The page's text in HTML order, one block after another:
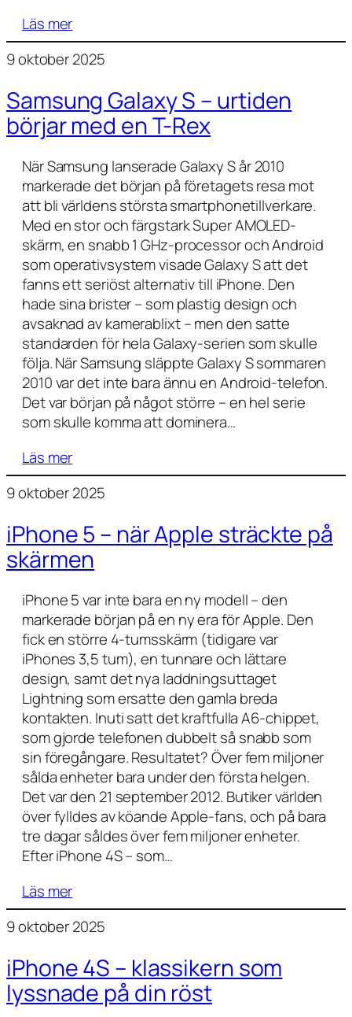
Läs mer
9 oktober 2025
Samsung Galaxy S – urtiden
börjar med en T-Rex
När Samsung lanserade Galaxy S år 2010
markerade det början på företagets resa mot
att bli världens största smartphonetillverkare.
Med en stor och färgstark Super AMOLED-
skärm, en snabb 1 GHz-processor och Android
som operativsystem visade Galaxy S att det
fanns ett seriöst alternativ till iPhone. Den
hade sina brister – som plastig design och
avsaknad av kamerablixt – men den satte
standarden för hela Galaxy-serien som skulle
följa. När Samsung släppte Galaxy S sommaren
2010 var det inte bara ännu en Android-telefon.
Det var början på något större – en hel serie
som skulle komma att dominera…
Läs mer
9 oktober 2025
iPhone 5 – när Apple sträckte på
skärmen
iPhone 5 var inte bara en ny modell – den
markerade början på en ny era för Apple. Den
fick en större 4-tumsskärm (tidigare var
iPhones 3,5 tum), en tunnare och lättare
design, samt det nya laddningsuttaget
Lightning som ersatte den gamla breda
kontakten. Inuti satt det kraftfulla A6-chippet,
som gjorde telefonen dubbelt så snabb som
sin föregångare. Resultatet? Över fem miljoner
sålda enheter bara under den första helgen.
Det var den 21 september 2012. Butiker världen
över fylldes av köande Apple-fans, och på bara
tre dagar såldes över fem miljoner enheter.
Efter iPhone 4S – som…
Läs mer
9 oktober 2025
iPhone 4S – klassikern som
lyssnade på din röst